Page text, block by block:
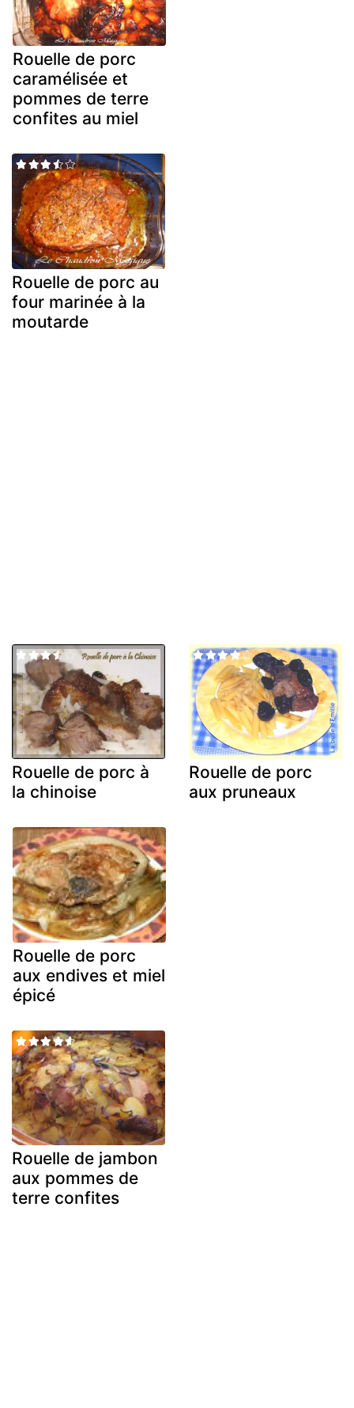
Rouelle de porc
caramélisée et
pommes de terre
confites au miel
Rouelle de porc au
four marinée à la
moutarde
Rouelle de porc à
la chinoise
Rouelle de porc
aux pruneaux
Rouelle de porc
aux endives et miel
épicé
Rouelle de jambon
aux pommes de
terre confites